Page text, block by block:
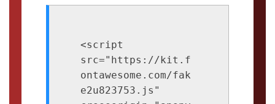
<script
src="https://kit.f
ontawesome.com/fak
e2u823753.js"